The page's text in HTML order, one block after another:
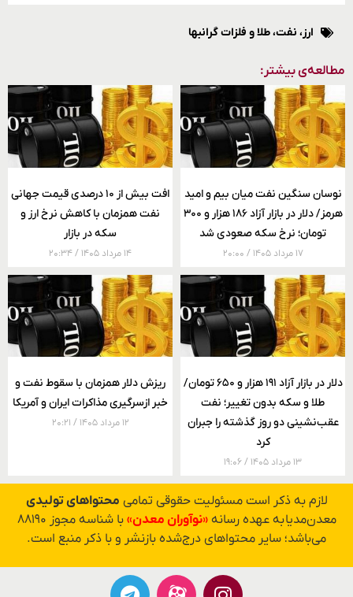
ارز، نفت، طلا و فلزات گرانبها
مطالعه‌ی بیشتر:
نوسان سنگین نفت میان بیم و امید
هرمز/ دلار در بازار آزاد ۱۸۶ هزار و ۳۰۰
تومان؛ نرخ سکه صعودی شد
۱۷ مرداد ۱۴۰۵
افت بیش از ۱۰ درصدی قیمت جهانی
نفت همزمان با کاهش نرخ ارز و
سکه در بازار
۱۴ مرداد ۱۴۰۵
دلار در بازار آزاد ۱۹۱ هزار و ۶۵۰ تومان/
طلا و سکه بدون تغییر؛ نفت
عقب‌نشینی دو روز گذشته را جبران
کرد
۱۳ مرداد ۱۴۰۵
ریزش دلار همزمان با سقوط نفت و
خبر ازسرگیری مذاکرات ایران و آمریکا
۱۲ مرداد ۱۴۰۵
لازم به ذکر است مسئولیت حقوقی تمامی محتواهای تولیدی
معدن‌مدیا به عهده رسانه«نوآوران معدن»
با شناسه مجوز ۸۸۱۹۰
می‌باشد؛ سایر محتواهای درج‌شده بازنشر و با ذکر منبع است.